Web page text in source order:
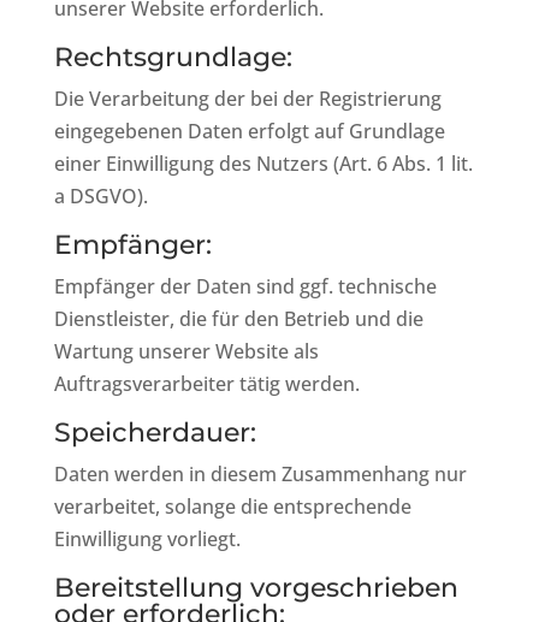
unserer Website erforderlich.
Rechtsgrundlage:
Die Verarbeitung der bei der Registrierung
eingegebenen Daten erfolgt auf Grundlage
einer Einwilligung des Nutzers (Art. 6 Abs. 1 lit.
a DSGVO).
Empfänger:
Empfänger der Daten sind ggf. technische
Dienstleister, die für den Betrieb und die
Wartung unserer Website als
Auftragsverarbeiter tätig werden.
Speicherdauer:
Daten werden in diesem Zusammenhang nur
verarbeitet, solange die entsprechende
Einwilligung vorliegt.
Bereitstellung vorgeschrieben
oder erforderlich: